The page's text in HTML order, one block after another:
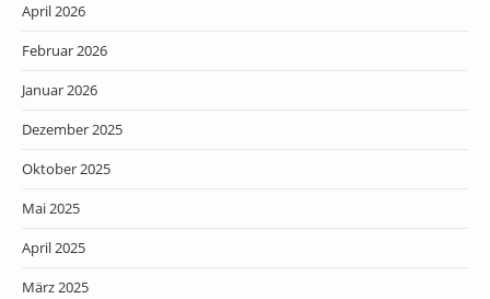
April 2026
Februar 2026
Januar 2026
Dezember 2025
Oktober 2025
Mai 2025
April 2025
März 2025